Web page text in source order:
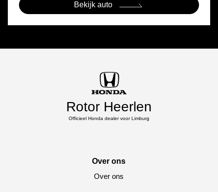
Bekijk auto
Rotor Heerlen
Officieel Honda dealer voor Limburg
Over ons
Over ons